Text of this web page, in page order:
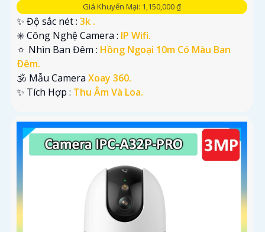
Giá Khuyến Mại: 1,150,000 ₫
✨ Độ sắc nét : 3k .
✳️ Công Nghệ Camera : IP Wifi.
🔅 Nhìn Ban Đêm : Hồng Ngoại 10m Có Màu Ban
Ðêm.
🕉️ Mẫu Camera Xoay 360.
️✨ Tích Hợp : Thu Âm Và Loa.